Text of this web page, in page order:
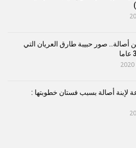
أصالة.. صور حبيبة طارق العريان التي
لإبنة أصالة بسبب فستان خطوبتها :